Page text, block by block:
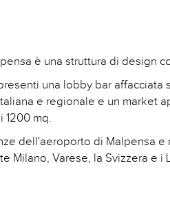
è una struttura di design
una lobby bar
e regionale e un market
1200 mq.
dell'aeroporto di Malpensa
Milano, Varese, la Svizzera e i